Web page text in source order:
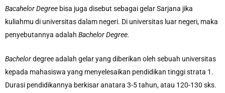
Bacahelor Degree bisa juga disebut sebagai gelar Sarjana jika
kuliahmu di universitas dalam negeri. Di universitas luar negeri, maka
penyebutannya adalah Bachelor Degree.
Bachelordegree adalah gelar yang diberikan oleh sebuah universitas
kepada mahasiswa yang menyelesaikan pendidikan tinggi strata 1.
Durasi pendidikannya berkisar anatara 3-5 tahun, atau 120-130 sks.